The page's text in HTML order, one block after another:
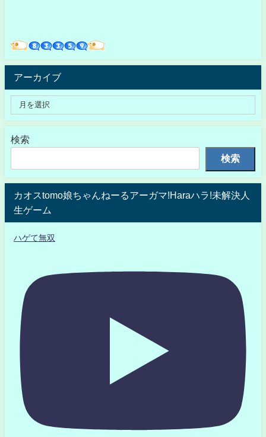
アーカイブ
検索
検索
カオスtomo娘ちゃんねーるアーガマ!Haraハラ!未解決人
生ゲーム
ハゲて無双